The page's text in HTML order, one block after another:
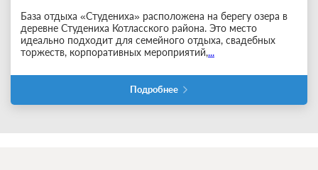
База отдыха «Студениха» расположена на берегу озера в
деревне Студениха Котласского района. Это место
идеально подходит для семейного отдыха, свадебных
торжеств, корпоративных мероприятий,...
Подробнее